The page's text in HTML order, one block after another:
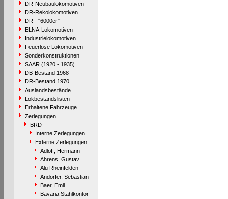
DR-Neubaulokomotiven
DR-Rekolokomotiven
DR - "6000er"
ELNA-Lokomotiven
Industrielokomotiven
Feuerlose Lokomotiven
Sonderkonstruktionen
SAAR (1920 - 1935)
DB-Bestand 1968
DR-Bestand 1970
Auslandsbestände
Lokbestandslisten
Erhaltene Fahrzeuge
Zerlegungen
BRD
Interne Zerlegungen
Externe Zerlegungen
Adloff, Hermann
Ahrens, Gustav
Alu Rheinfelden
Andorfer, Sebastian
Baer, Emil
Bavaria Stahlkontor